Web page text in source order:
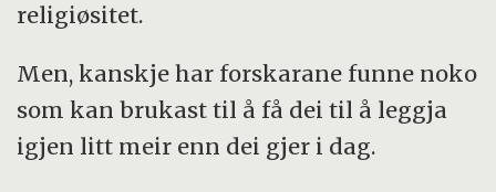
religiøsitet.
Men, kanskje har forskarane funne noko
som kan brukast til å få dei til å leggja
igjen litt meir enn dei gjer i dag.